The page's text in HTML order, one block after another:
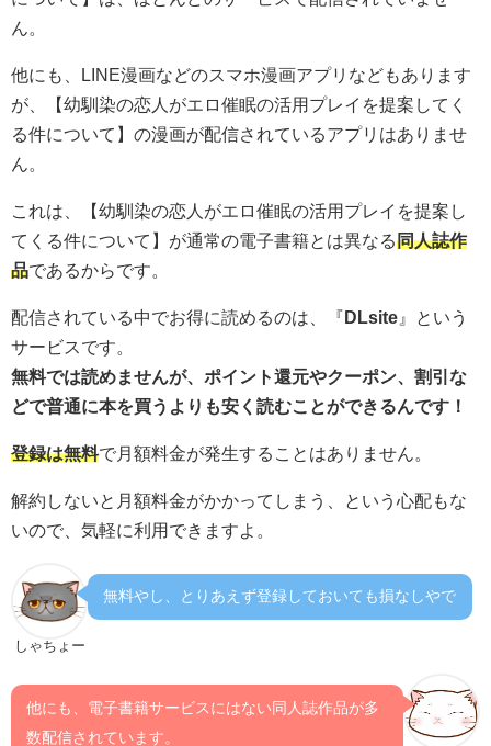
ん。
他にも、LINE漫画などのスマホ漫画アプリなどもあります
が、【幼馴染の恋人がエロ催眠の活用プレイを提案してく
る件について】の漫画が配信されているアプリはありませ
ん。
これは、【幼馴染の恋人がエロ催眠の活用プレイを提案し
てくる件について】が通常の電子書籍とは異なる同人誌作
品であるからです。
配信されている中でお得に読めるのは、『 DLsite 』という
サービスです。
無料では読めませんが、ポイント還元やクーポン、割引な
どで普通に本を買うよりも安く読むことができるんです！
登録は無料で月額料金が発生することはありません。
解約しないと月額料金がかかってしまう、という心配もな
いので、気軽に利用できますよ。
しゃちょー
無料やし、とりあえず登録しておいても損なしやで
他にも、電子書籍サービスにはない同人誌作品が多
数配信されています。